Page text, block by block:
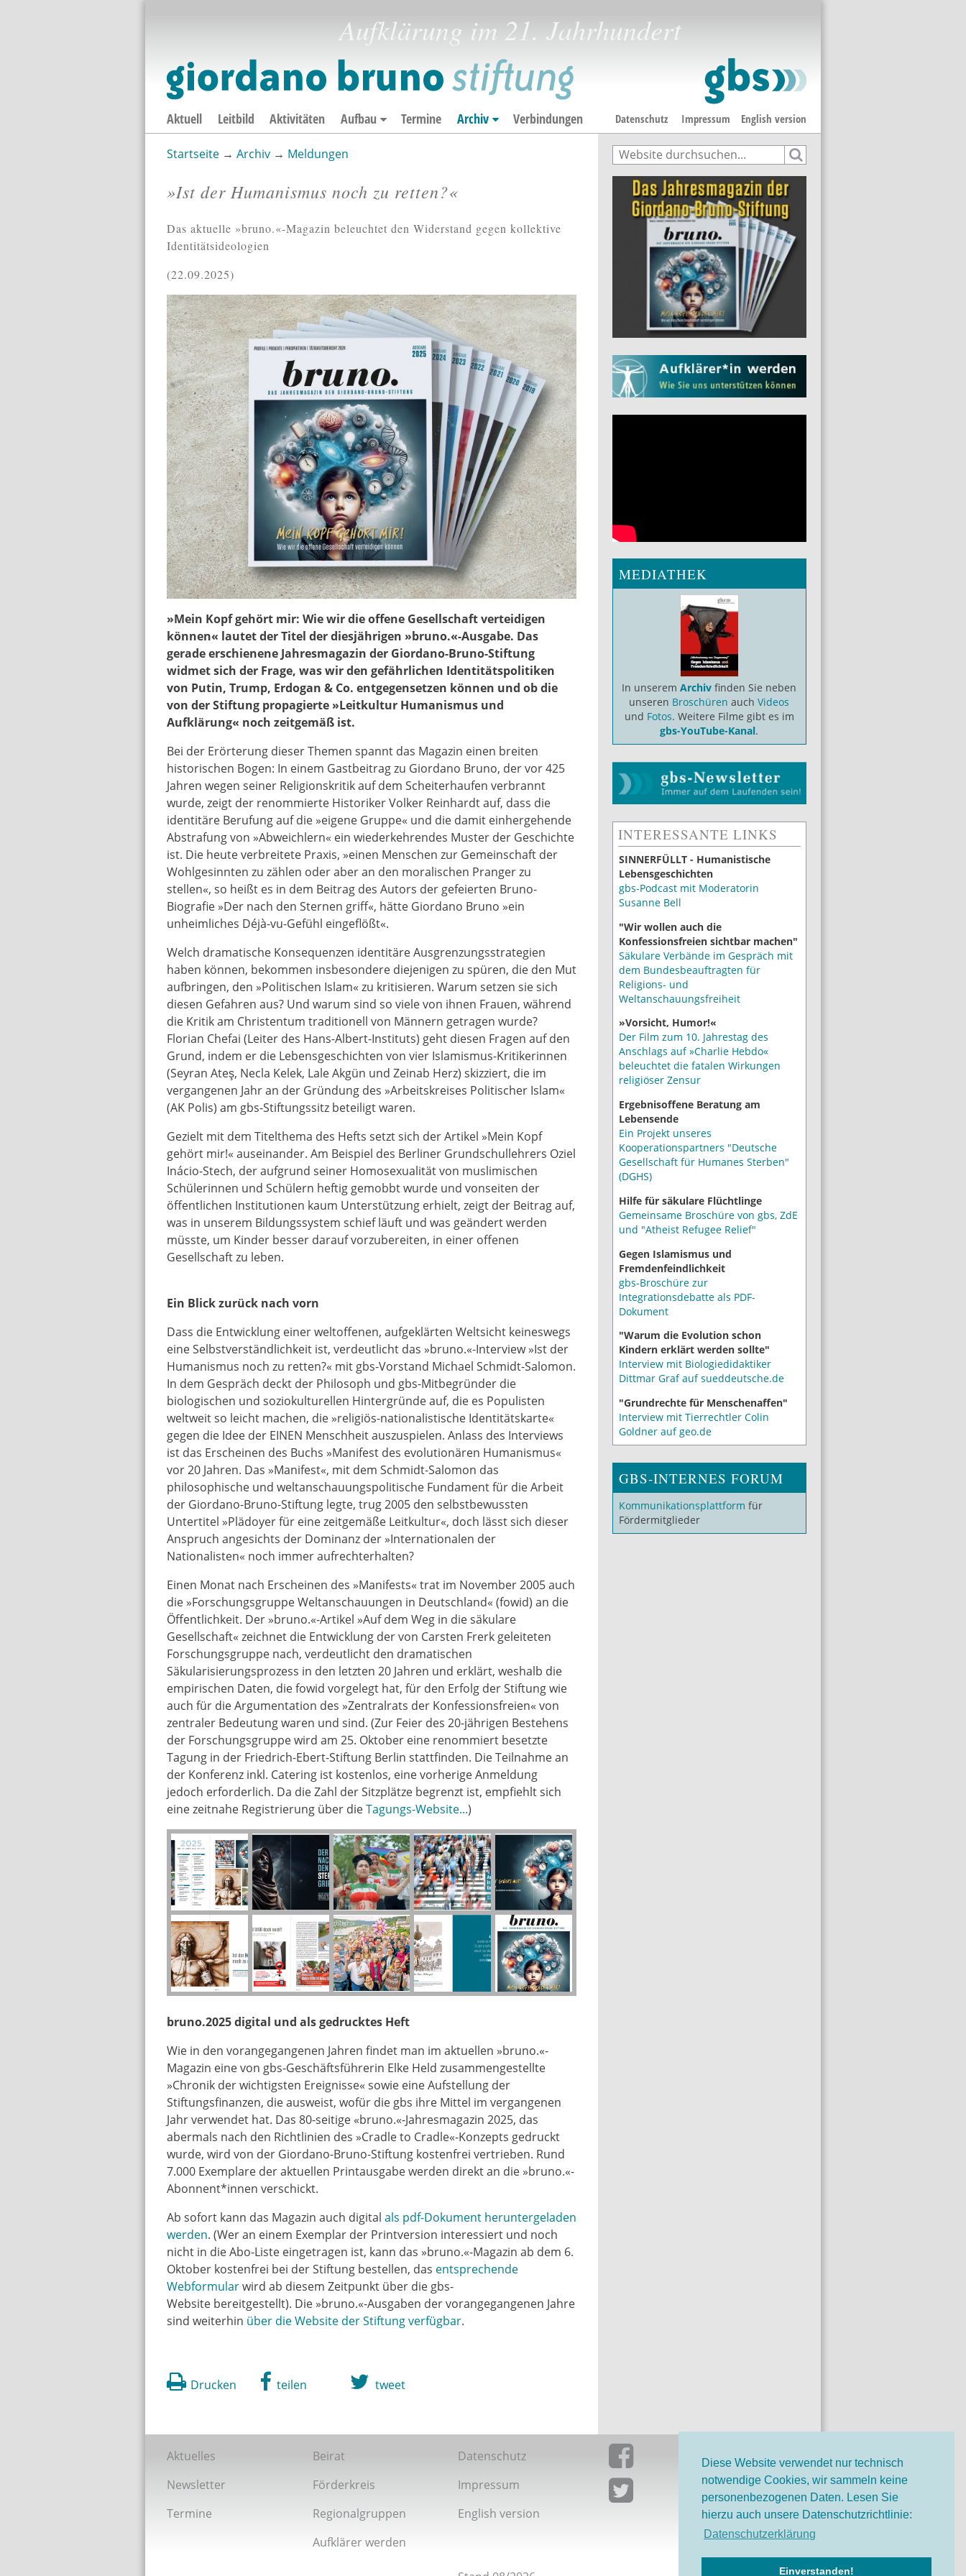
Diese Website verwendet nur technisch
notwendige Cookies, wir sammeln keine
personenbezogenen Daten. Lesen Sie
hierzu auch unsere Datenschutzrichtlinie:
Datenschutzerklärung
Einverstanden!
Aufklärung im 21. Jahrhundert
English version
Aktuell Leitbild Aktivitäten Aufbau Termine Archiv Verbindungen Datenschutz Impressum
Startseite→ Archiv→ Meldungen
»Ist der Humanismus noch zu retten?«
Das aktuelle »bruno.«-Magazin beleuchtet den Widerstand gegen kollektive
Identitätsideologien
22.09.2025
bruno2025_ausgaben1-7.jpg
»Mein Kopf gehört mir: Wie wir die offene Gesellschaft verteidigen
können« lautet der Titel der diesjährigen »bruno.«-Ausgabe. Das
gerade erschienene Jahresmagazin der Giordano-Bruno-Stiftung
widmet sich der Frage, was wir den gefährlichen Identitätspolitiken
von Putin, Trump, Erdogan & Co. entgegensetzen können und ob die
von der Stiftung propagierte »Leitkultur Humanismus und
Aufklärung« noch zeitgemäß ist.
Bei der Erörterung dieser Themen spannt das Magazin einen breiten
historischen Bogen: In einem Gastbeitrag zu Giordano Bruno, der vor 425
Jahren wegen seiner Religionskritik auf dem Scheiterhaufen verbrannt
wurde, zeigt der renommierte Historiker Volker Reinhardt auf, dass die
identitäre Berufung auf die »eigene Gruppe« und die damit einhergehende
Abstrafung von »Abweichlern« ein wiederkehrendes Muster der Geschichte
ist. Die heute verbreitete Praxis, »einen Menschen zur Gemeinschaft der
Wohlgesinnten zu zählen oder aber an den moralischen Pranger zu
stellen«, so heißt es in dem Beitrag des Autors der gefeierten Bruno-
Biografie »Der nach den Sternen griff«, hätte Giordano Bruno »ein
unheimliches Déjà-vu-Gefühl eingeflößt«.
Welch dramatische Konsequenzen identitäre Ausgrenzungsstrategien
haben können, bekommen insbesondere diejenigen zu spüren, die den Mut
aufbringen, den »Politischen Islam« zu kritisieren. Warum setzen sie sich
diesen Gefahren aus? Und warum sind so viele von ihnen Frauen, während
die Kritik am Christentum traditionell von Männern getragen wurde?
Florian Chefai (Leiter des Hans-Albert-Instituts) geht diesen Fragen auf den
Grund, indem er die Lebensgeschichten von vier Islamismus-Kritikerinnen
(Seyran Ateş, Necla Kelek, Lale Akgün und Zeinab Herz) skizziert, die im
vergangenen Jahr an der Gründung des »Arbeitskreises Politischer Islam«
(AK Polis) am gbs-Stiftungssitz beteiligt waren.
Gezielt mit dem Titelthema des Hefts setzt sich der Artikel »Mein Kopf
gehört mir!« auseinander. Am Beispiel des Berliner Grundschullehrers Oziel
Inácio-Stech, der aufgrund seiner Homosexualität von muslimischen
Schülerinnen und Schülern heftig gemobbt wurde und vonseiten der
öffentlichen Institutionen kaum Unterstützung erhielt, zeigt der Beitrag auf,
was in unserem Bildungssystem schief läuft und was geändert werden
müsste, um Kinder besser darauf vorzubereiten, in einer offenen
Gesellschaft zu leben.
Ein Blick zurück nach vorn
Dass die Entwicklung einer weltoffenen, aufgeklärten Weltsicht keineswegs
eine Selbstverständlichkeit ist, verdeutlicht das »bruno.«-Interview »Ist der
Humanismus noch zu retten?« mit gbs-Vorstand Michael Schmidt-Salomon.
In dem Gespräch deckt der Philosoph und gbs-Mitbegründer die
biologischen und soziokulturellen Hintergründe auf, die es Populisten
weltweit so leicht machen, die »religiös-nationalistische Identitätskarte«
gegen die Idee der EINEN Menschheit auszuspielen. Anlass des Interviews
ist das Erscheinen des Buchs »Manifest des evolutionären Humanismus«
vor 20 Jahren. Das »Manifest«, mit dem Schmidt-Salomon das
philosophische und weltanschauungspolitische Fundament für die Arbeit
der Giordano-Bruno-Stiftung legte, trug 2005 den selbstbewussten
Untertitel »Plädoyer für eine zeitgemäße Leitkultur«, doch lässt sich dieser
Anspruch angesichts der Dominanz der »Internationalen der
Nationalisten« noch immer aufrechterhalten?
Einen Monat nach Erscheinen des »Manifests« trat im November 2005 auch
die »Forschungsgruppe Weltanschauungen in Deutschland« (fowid) an die
Öffentlichkeit. Der »bruno.«-Artikel »Auf dem Weg in die säkulare
Gesellschaft« zeichnet die Entwicklung der von Carsten Frerk geleiteten
Forschungsgruppe nach, verdeutlicht den dramatischen
Säkularisierungsprozess in den letzten 20 Jahren und erklärt, weshalb die
empirischen Daten, die fowid vorgelegt hat, für den Erfolg der Stiftung wie
auch für die Argumentation des »Zentralrats der Konfessionsfreien« von
zentraler Bedeutung waren und sind. (Zur Feier des 20-jährigen Bestehens
der Forschungsgruppe wird am 25. Oktober eine renommiert besetzte
Tagung in der Friedrich-Ebert-Stiftung Berlin stattfinden. Die Teilnahme an
der Konferenz inkl. Catering ist kostenlos, eine vorherige Anmeldung
jedoch erforderlich. Da die Zahl der Sitzplätze begrenzt ist, empfiehlt sich
eine zeitnahe Registrierung über dieTagungs-Website...)
bruno.2025 digital und als gedrucktes Heft
Wie in den vorangegangenen Jahren findet man im aktuellen »bruno.«-
Magazin eine von gbs-Geschäftsführerin Elke Held zusammengestellte
»Chronik der wichtigsten Ereignisse« sowie eine Aufstellung der
Stiftungsfinanzen, die ausweist, wofür die gbs ihre Mittel im vergangenen
Jahr verwendet hat. Das 80-seitige «bruno.«-Jahresmagazin 2025, das
abermals nach den Richtlinien des »Cradle to Cradle«-Konzepts gedruckt
wurde, wird von der Giordano-Bruno-Stiftung kostenfrei vertrieben. Rund
7.000 Exemplare der aktuellen Printausgabe werden direkt an die »bruno.«-
Abonnent*innen verschickt.
Ab sofort kann das Magazin auch digital als pdf-Dokument heruntergeladen
werden. (Wer an einem Exemplar der Printversion interessiert und noch
nicht in die Abo-Liste eingetragen ist, kann das »bruno.«-Magazin ab dem 6.
Oktober kostenfrei bei der Stiftung bestellen, das entsprechende
Webformularwird ab diesem Zeitpunkt über die gbs-
Website bereitgestellt). Die »bruno.«-Ausgaben der vorangegangenen Jahre
sind weiterhin über die Website der Stiftung verfügbar.
Drucken teilen tweet
Suchformular
Suche
MEDIATHEK
In unseremArchiv finden Sie neben
unseren Broschüren auch Videos
und Fotos. Weitere Filme gibt es im
gbs-YouTube-Kanal.
INTERESSANTE LINKS
SINNERFÜLLT - Humanistische
Lebensgeschichten
gbs-Podcast mit Moderatorin
Susanne Bell
"Wir wollen auch die
Konfessionsfreien sichtbar machen"
Säkulare Verbände im Gespräch mit
dem Bundesbeauftragten für
Religions- und
Weltanschauungsfreiheit
»Vorsicht, Humor!«
Der Film zum 10. Jahrestag des
Anschlags auf »Charlie Hebdo«
beleuchtet die fatalen Wirkungen
religiöser Zensur
Ergebnisoffene Beratung am
Lebensende
Ein Projekt unseres
Kooperationspartners "Deutsche
Gesellschaft für Humanes Sterben"
(DGHS)
Hilfe für säkulare Flüchtlinge
Gemeinsame Broschüre von gbs, ZdE
und "Atheist Refugee Relief"
Gegen Islamismus und
Fremdenfeindlichkeit
gbs-Broschüre zur
Integrationsdebatte als PDF-
Dokument
"Warum die Evolution schon
Kindern erklärt werden sollte"
Interview mit Biologiedidaktiker
Dittmar Graf auf sueddeutsche.de
"Grundrechte für Menschenaffen"
Interview mit Tierrechtler Colin
Goldner auf geo.de
GBS-INTERNES FORUM
Kommunikationsplattform für
Fördermitglieder
Giordano-Bruno-Stiftung auf
Facebook
Giordano-Bruno-Stiftung bei
Aktuelles
Newsletter
Termine
Beirat
Förderkreis
Regionalgruppen
Aufklärer werden
Datenschutz
Impressum
English version